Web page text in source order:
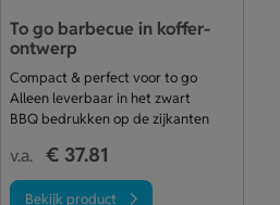
To go barbecue in koffer-
ontwerp
Compact & perfect voor to go
Alleen leverbaar in het zwart
BBQ bedrukken op de zijkanten
v.a. € 37.81
Bekijk product